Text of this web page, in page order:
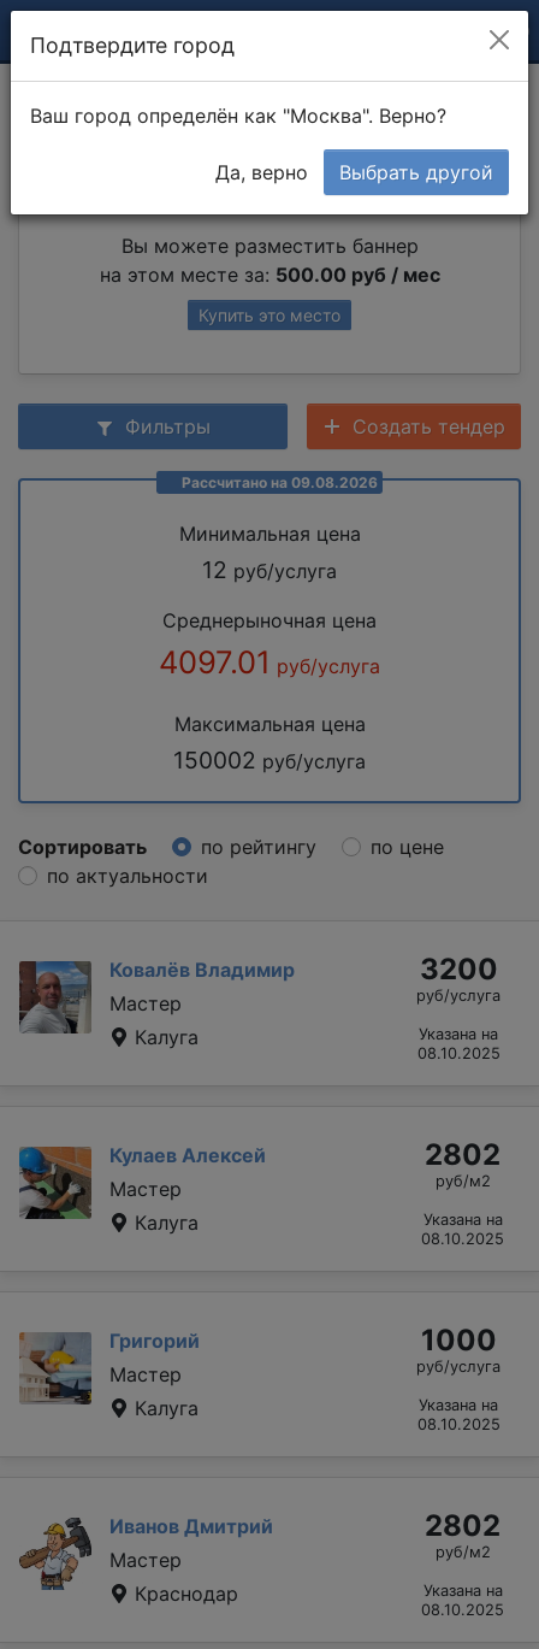
Замена штапиков
Вы можете разместить баннер
на этом месте за: 500.00 руб / мес
Купить это место
Фильтры Создать тендер
Рассчитано на 09.08.2026
Минимальная цена
12 руб/услуга
Среднерыночная цена
4097.01 руб/услуга
Максимальная цена
150002 руб/услуга
Сортировать по рейтингу
по цене
по актуальности
Ковалёв Владимир
Мастер
Калуга
3200
руб/услуга
Указана на
08.10.2025
Кулаев Алексей
Мастер
Калуга
2802
руб/м2
Указана на
08.10.2025
Григорий
Мастер
Калуга
1000
руб/услуга
Указана на
08.10.2025
Иванов Дмитрий
Мастер
Краснодар
2802
руб/м2
Указана на
08.10.2025
Подтвердите город
Ваш город определён как "Москва". Верно?
Да, верно Выбрать другой